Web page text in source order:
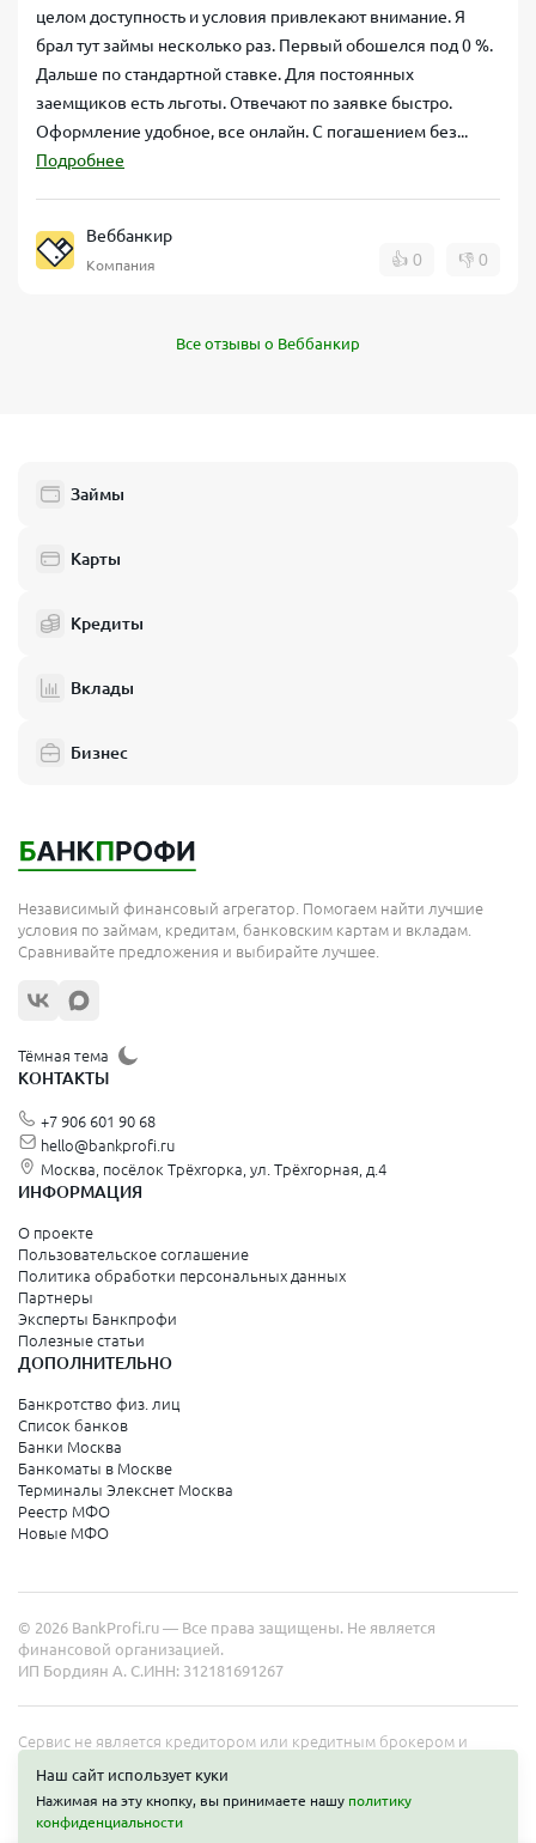
целом доступность и условия привлекают внимание. Я
брал тут займы несколько раз. Первый обошелся под 0 %.
Дальше по стандартной ставке. Для постоянных
заемщиков есть льготы. Отвечают по заявке быстро.
Оформление удобное, все онлайн. С погашением без...
Подробнее
Веббанкир
Компания 👍 0 👎 0
Все отзывы о Веббанкир
Займы
Карты
Кредиты
Вклады
Бизнес
Независимый финансовый агрегатор. Помогаем найти лучшие
условия по займам, кредитам, банковским картам и вкладам.
Сравнивайте предложения и выбирайте лучшее.
Тёмная тема
КОНТАКТЫ
+7 906 601 90 68
hello@bankprofi.ru
Москва, посёлок Трёхгорка, ул. Трёхгорная, д.4
ИНФОРМАЦИЯ
О проекте
Пользовательское соглашение
Политика обработки персональных данных
Партнеры
Эксперты Банкпрофи
Полезные статьи
ДОПОЛНИТЕЛЬНО
Банкротство физ. лиц
Список банков
Банки Москва
Банкоматы в Москве
Терминалы Элекснет Москва
Реестр МФО
Новые МФО
© 2026 BankProfi.ru — Все права защищены. Не является
финансовой организацией.
ИП Бордиян А. С.ИНН: 312181691267
Сервис не является кредитором или кредитным брокером и
на сайте не является публичной офертой. Полные условия услуг
уточняйте на сайте организаций.
Наш сайт использует куки
Нажимая на эту кнопку, вы принимаете нашу политику
конфиденциальности